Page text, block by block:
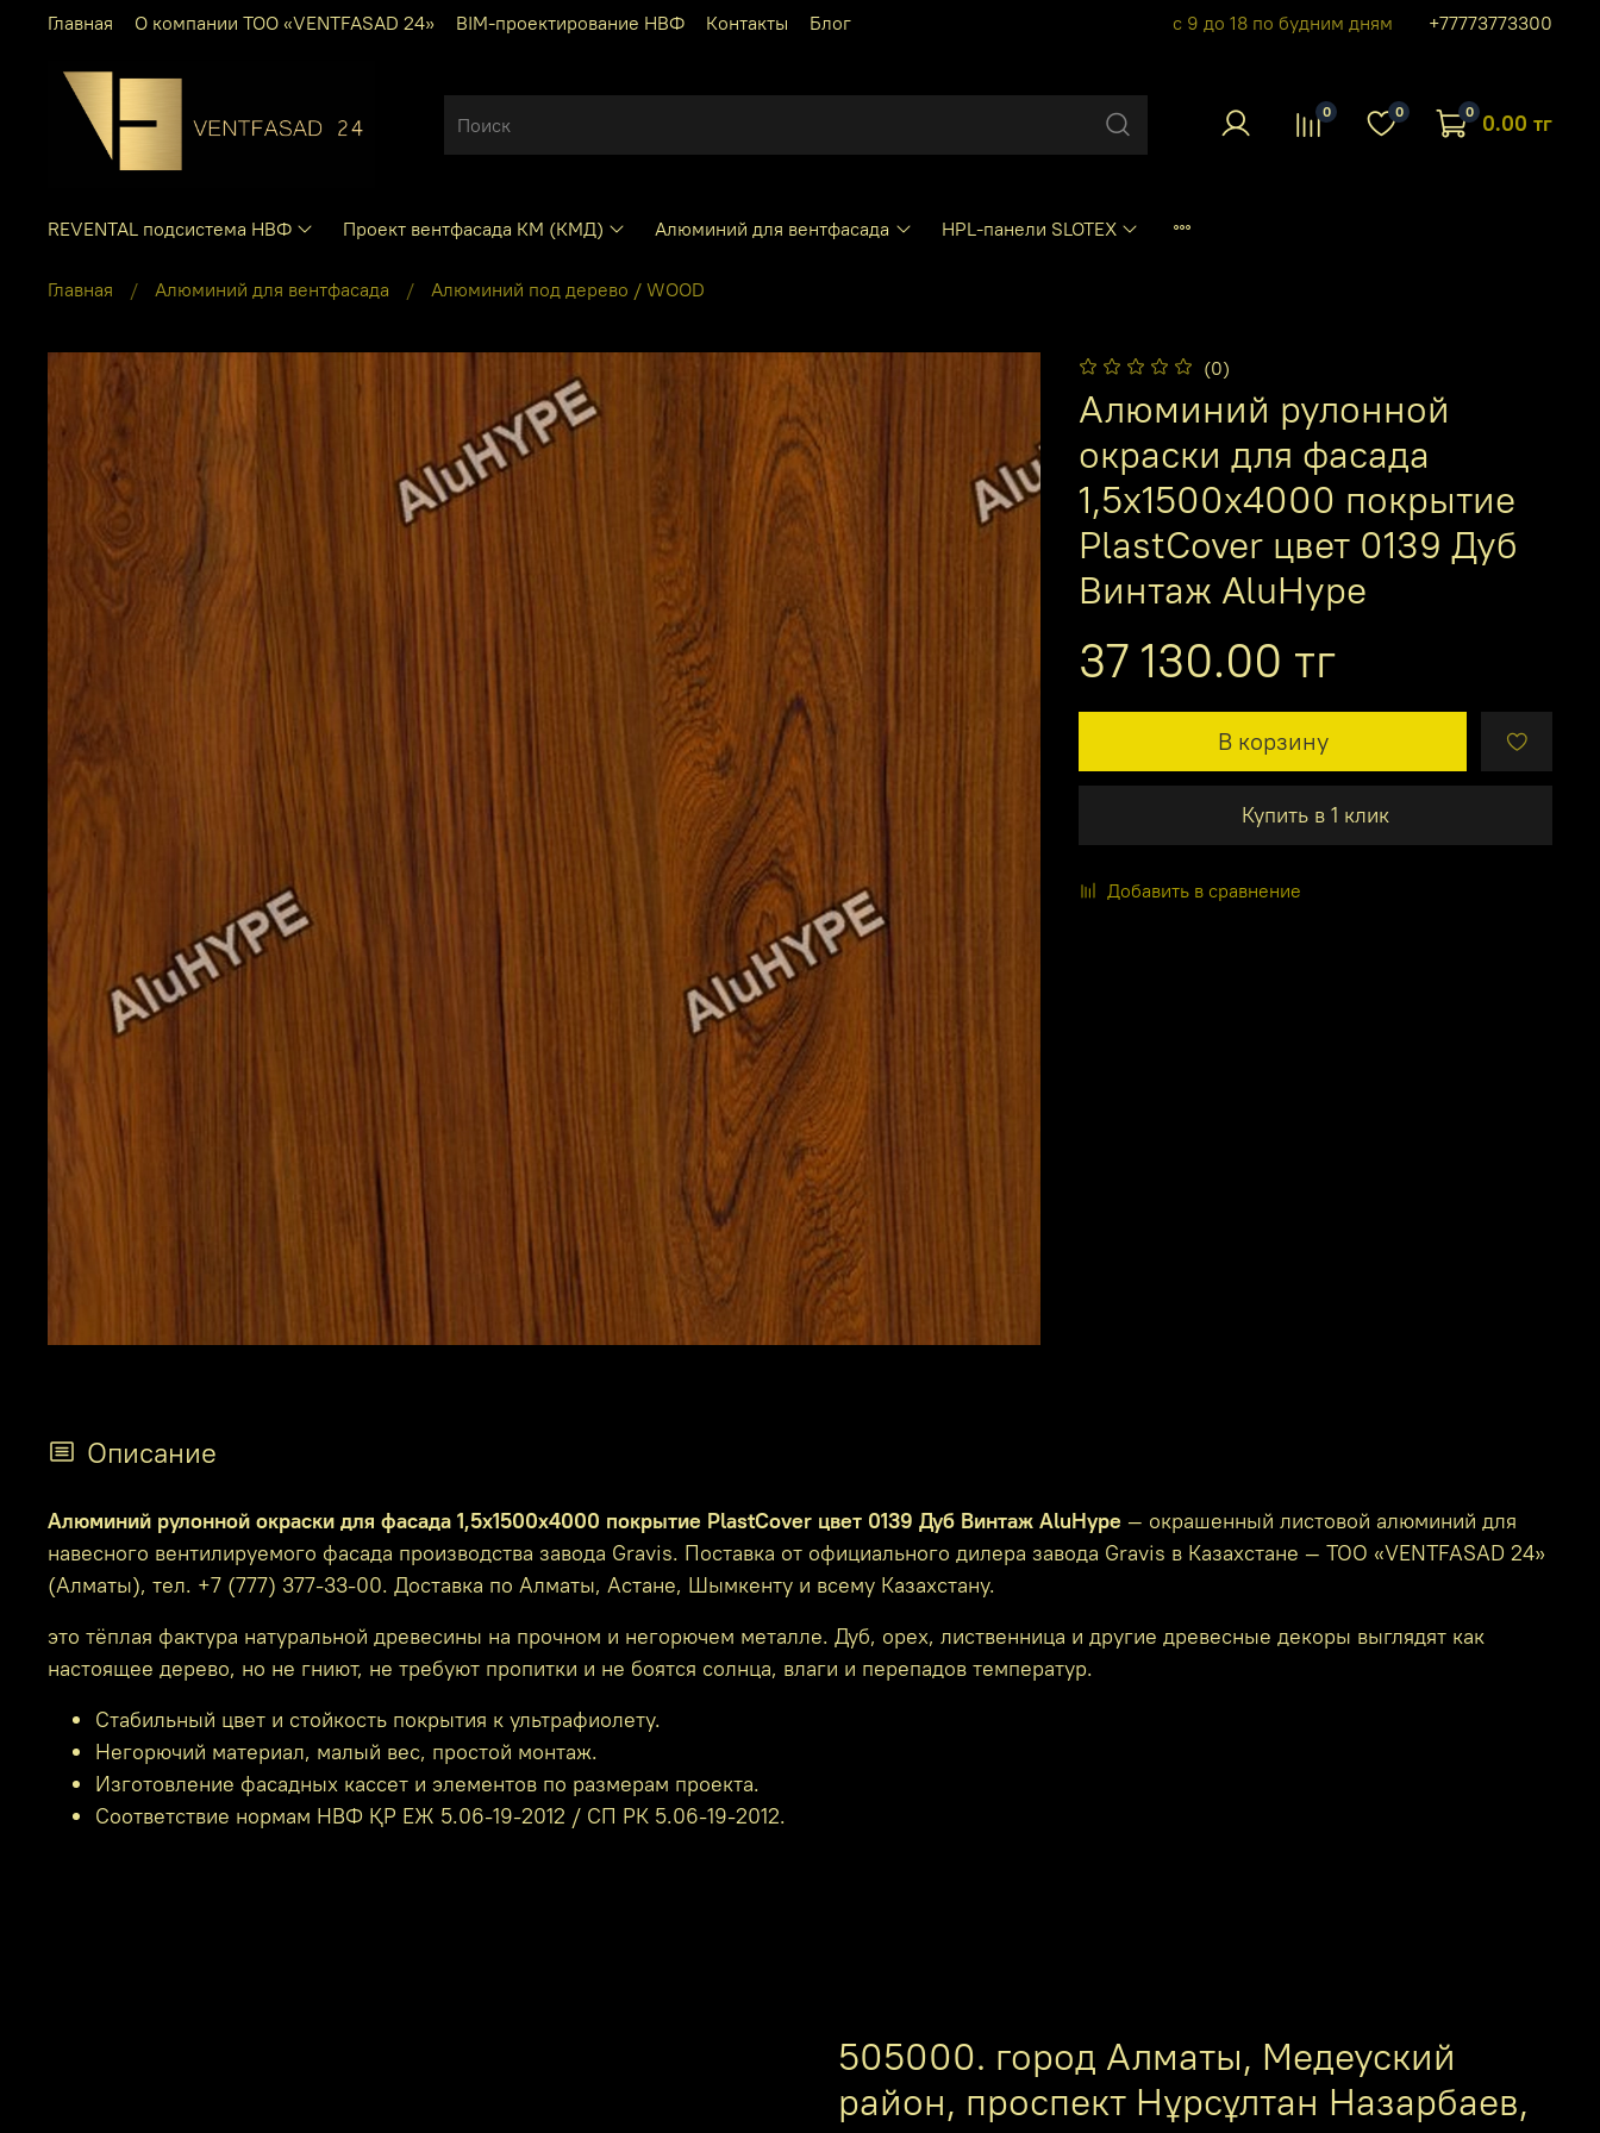
Главная О компании ТОО «VENTFASAD 24» BIM-проектирование НВФ Контакты Блог с 9 до 18 по будним дням +77773773300
0 0 0 0.00 тг
REVENTAL подсистема НВФ Проект вентфасада КМ (КМД) Алюминий для вентфасада HPL-панели SLOTEX
Главная Алюминий для вентфасада Алюминий под дерево / WOOD
(0)
Алюминий рулонной
окраски для фасада
1,5х1500х4000 покрытие
PlastCover цвет 0139 Дуб
Винтаж AluHype
37 130.00 тг
В корзину
Купить в 1 клик
Добавить в сравнение
Описание
Алюминий рулонной окраски для фасада 1,5х1500х4000 покрытие PlastCover цвет 0139 Дуб Винтаж AluHype — окрашенный листовой алюминий для
навесного вентилируемого фасада производства завода Gravis. Поставка от официального дилера завода Gravis в Казахстане — ТОО «VENTFASAD 24»
(Алматы), тел. +7 (777) 377-33-00. Доставка по Алматы, Астане, Шымкенту и всему Казахстану.
это тёплая фактура натуральной древесины на прочном и негорючем металле. Дуб, орех, лиственница и другие древесные декоры выглядят как
настоящее дерево, но не гниют, не требуют пропитки и не боятся солнца, влаги и перепадов температур.
Стабильный цвет и стойкость покрытия к ультрафиолету.
Негорючий материал, малый вес, простой монтаж.
Изготовление фасадных кассет и элементов по размерам проекта.
Соответствие нормам НВФ ҚР ЕЖ 5.06-19-2012 / СП РК 5.06-19-2012.
505000. город Алматы, Медеуский
район, проспект Нұрсұлтан Назарбаев,